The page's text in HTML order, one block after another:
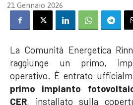
21 Gennaio 2026
La Comunità Energetica
raggiunge un primo,
operativo. È entrato
primo impianto
CER, installato sulla